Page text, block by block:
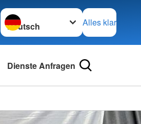
Sprache wechseln zu
Alles klar
Dienste Anfragen